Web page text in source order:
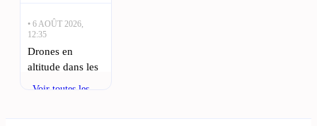
• 6 AOÛT 2026,
12:35
Drones en
altitude dans les
Voir toutes les